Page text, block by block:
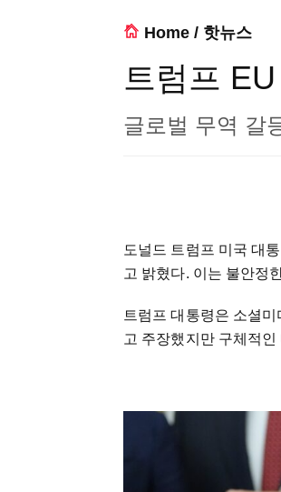
Home / 핫뉴스
트럼프
글로벌 무역 갈
도널드 트럼프 미국 대
고 밝혔다. 이는 불안정
트럼프 대통령은 소셜
고 주장했지만 구체적